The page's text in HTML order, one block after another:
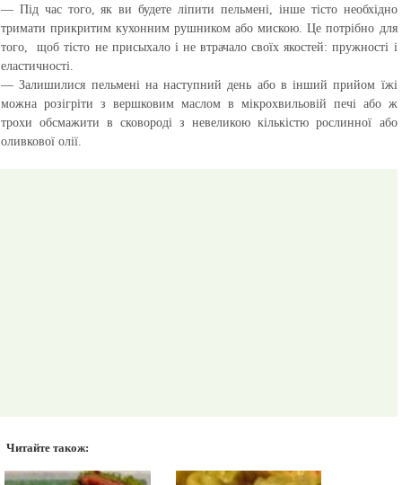
— Під час того, як ви будете ліпити пельмені, інше тісто необхідно
тримати прикритим кухонним рушником або мискою. Це потрібно для
того, щоб тісто не присыхало і не втрачало своїх якостей: пружності і
еластичності.
— Залишилися пельмені на наступний день або в інший прийом їжі
можна розігріти з вершковим маслом в мікрохвильовій печі або ж
трохи обсмажити в сковороді з невеликою кількістю рослинної або
оливкової олії.
Читайте також: